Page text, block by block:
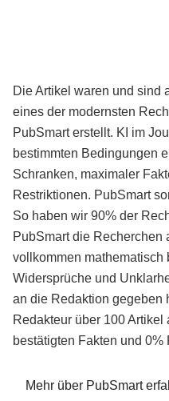
Die Artikel waren und sind
eines der modernsten
PubSmart erstellt. KI im
bestimmten Bedingungen
Schranken, maximaler
Restriktionen. PubSmart
So haben wir 90% der
PubSmart die Recherchen
vollkommen mathematisch
Widersprüche und
an die Redaktion gegeben
Redakteur über 100 Artikel
bestätigten Fakten und 0%
Mehr über PubSmart